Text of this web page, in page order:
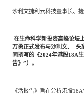
沙利文捷利云科技董事长、
在生命科学新投资高峰论坛
万勇正式发布与沙利文、
头
同撰写的《2024年港股18A
告》”）。
《活报告》旨在分析港股18A